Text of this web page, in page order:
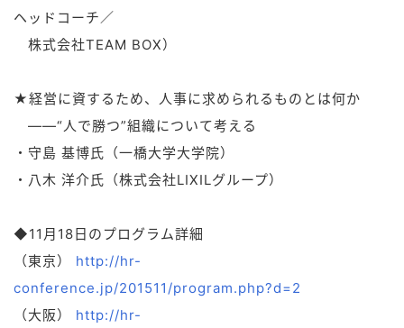
ヘッドコーチ／
株式会社TEAM BOX）
★経営に資するため、人事に求められるものとは何か
――“人で勝つ”組織について考える
・守島 基博氏（一橋大学大学院）
・八木 洋介氏（株式会社LIXILグループ）
◆11月18日のプログラム詳細
（東京） http://hr-
conference.jp/201511/program.php?d=2
（大阪） http://hr-